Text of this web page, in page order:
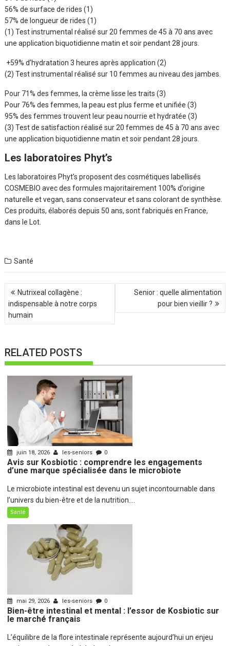
56% de surface de rides (1)
57% de longueur de rides (1)
(1) Test instrumental réalisé sur 20 femmes de 45 à 70 ans avec
une application biquotidienne matin et soir pendant 28 jours.
+59% d’hydratation 3 heures après application (2)
(2) Test instrumental réalisé sur 10 femmes au niveau des jambes.
Pour 71% des femmes, la crème lisse les traits (3)
Pour 76% des femmes, la peau est plus ferme et unifiée (3)
95% des femmes trouvent leur peau nourrie et hydratée (3)
(3) Test de satisfaction réalisé sur 20 femmes de 45 à 70 ans avec
une application biquotidienne matin et soir pendant 28 jours.
Les laboratoires Phyt’s
Les laboratoires Phyt’s proposent des cosmétiques labellisés
COSMEBIO avec des formules majoritairement 100% d’origine
naturelle et vegan, sans conservateur et sans colorant de synthèse.
Ces produits, élaborés depuis 50 ans, sont fabriqués en France,
dans le Lot.
Santé
Navigation
de
l’article
Nutrixeal collagène :
indispensable à notre corps
humain
Senior : quelle alimentation
pour bien vieillir ?
RELATED POSTS
juin 18, 2026 les-seniors 0
Avis sur Kosbiotic : comprendre les engagements
d’une marque spécialisée dans le microbiote
Le microbiote intestinal est devenu un sujet incontournable dans
l’univers du bien-être et de la nutrition....
Santé
mai 29, 2026 les-seniors 0
Bien-être intestinal et mental : l’essor de Kosbiotic sur
le marché français
L’équilibre de la flore intestinale représente aujourd’hui un enjeu